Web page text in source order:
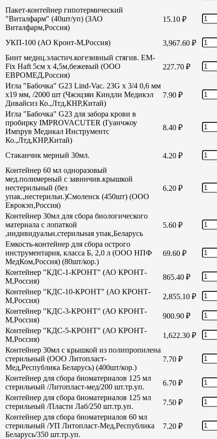
Пакет-контейнер гипотермический
"Виталфарм" (40шт/уп) (ЗАО
Виталфарм,Россия)
15.10 ₽
УКП-100 (АО Кронт-М,Россия) 3,967.60 ₽
Бинт медиц.эластич.когезивный стягив. EM-
Fix Haft 5см х 4,5м,бежевый (ООО
ЕВРОМЕД,Россия)
227.70 ₽
Игла "Бабочка" G23 Lind-Vac. 23G х 3/4 0,6 мм
х19 мм, /2000 шт (Чжэцзян Киндли Медикэл
Дивайсиз Ко.,Лтд,КНР,Китай)
7.90 ₽
Игла "Бабочка" G23 для забора крови в
пробирку IMPROVACUTER (Гуанчжоу
Импрув Медикал Инструментс
Ко.,Лтд,КНР,Китай)
8.40 ₽
Стаканчик мерный 30мл. 4.20 ₽
Контейнер 60 мл одноразовый
мед.полимерный с завинчив.крышкой
нестерильный (без
упак.,нестерильн.)Смоленск (450шт) (ООО
Еврокэп,Россия)
6.20 ₽
Контейнер 30мл для сбора биологического
материала с лопаткой
,индивидуальн.стерильная упак,Беларусь
5.60 ₽
Емкость-контейнер для сбора острого
инструментария, класса Б, 2,0 л (ООО НПФ
МедКом,Россия) (80шт/кор.)
69.60 ₽
Контейнер "КДС-1-КРОНТ" (АО КРОНТ-
М,Россия)
865.40 ₽
Контейнер "КДС-10-КРОНТ" (АО КРОНТ-
М,Россия)
2,855.10 ₽
Контейнер "КДС-3-КРОНТ" (АО КРОНТ-
М,Россия)
900.90 ₽
Контейнер "КДС-5-КРОНТ" (АО КРОНТ-
М,Россия)
1,622.30 ₽
Контейнер 30мл с крышкой из полипропилена
стерильный (ООО Литопласт-
Мед,Республика Беларусь) (400шт/кор.)
7.70 ₽
Контейнер для сбора биоматериалов 125 мл
стерильный /Литопласт-мед/200 шт.тр.уп.
6.70 ₽
Контейнер для сбора биоматериалов 125 мл
стерильный /Пласти Лаб/250 шт.тр.уп.
7.50 ₽
Контейнер для сбора биоматериалов 60 мл
стерильный /УП Литопласт-Мед,Республика
Беларусь/350 шт.тр.уп.
7.20 ₽